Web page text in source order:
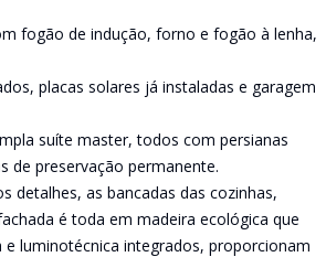
fogão de indução, forno e fogão à lenha,
placas solares já instaladas e garagem
suíte master, todos com persianas
de preservação permanente.
detalhes, as bancadas das cozinhas,
é toda em madeira ecológica que
luminotécnica integrados, proporcionam